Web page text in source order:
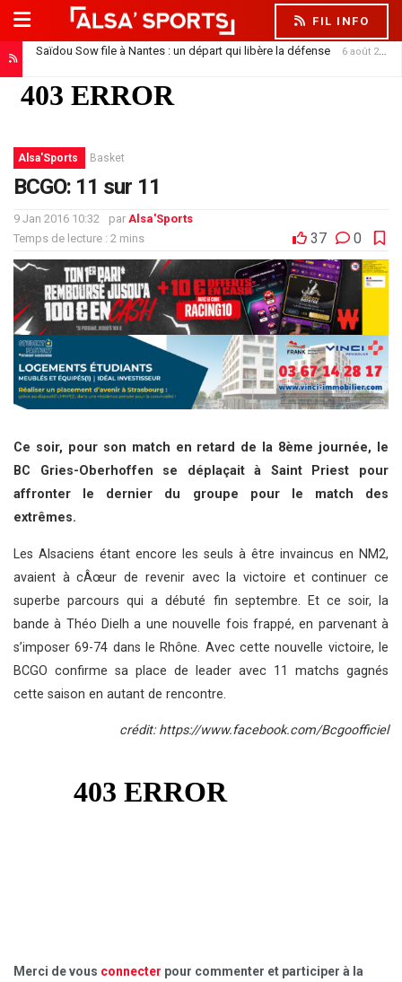
FIL INFO
Saïdou Sow file à Nantes : un départ qui libère la défense 6 août 2026
Alsa'Sports Basket
BCGO: 11 sur 11
9 Jan 2016 10:32 par Alsa'Sports
Temps de lecture : 2 mins
37 0
Ce soir, pour son match en retard de la 8ème journée, le
BC Gries-Oberhoffen se déplaçait à Saint Priest pour
affronter le dernier du groupe pour le match des
extrêmes.
Les Alsaciens étant encore les seuls à être invaincus en NM2,
avaient à cÂœur de revenir avec la victoire et continuer ce
superbe parcours qui a débuté fin septembre. Et ce soir, la
bande à Théo Dielh a une nouvelle fois frappé, en parvenant à
s’imposer 69-74 dans le Rhône. Avec cette nouvelle victoire, le
BCGO confirme sa place de leader avec 11 matchs gagnés
cette saison en autant de rencontre.
crédit: https://www.facebook.com/Bcgoofficiel
Merci de vous connecter pour commenter et participer à la